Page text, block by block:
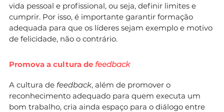
vida pessoal e profissional, ou seja, definir limites e
cumprir. Por isso, é importante garantir formação
adequada para que os líderes sejam exemplo e motivo
de felicidade, não o contrário.
Promova a cultura de feedback
A cultura de feedback, além de promover o
reconhecimento adequado para quem executa um
bom trabalho, cria ainda espaço para o diálogo entre